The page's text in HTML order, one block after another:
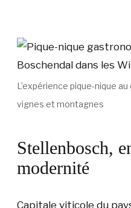
L’expérience pique-nique
vignes et montagnes
Stellenbosch,
modernité
Capitale viticole du